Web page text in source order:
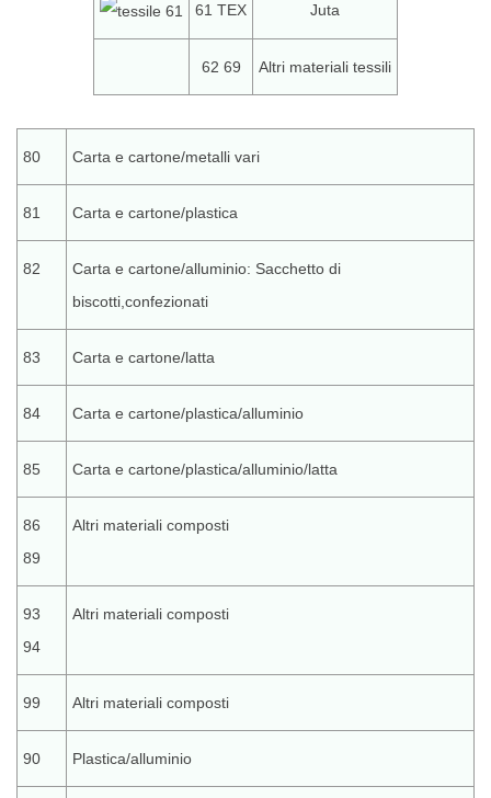
61 TEX Juta
62 69 Altri materiali tessili
80 Carta e cartone/metalli vari
81 Carta e cartone/plastica
82
Carta e cartone/alluminio: Sacchetto di
biscotti,confezionati
83 Carta e cartone/latta
84 Carta e cartone/plastica/alluminio
85 Carta e cartone/plastica/alluminio/latta
86
89
Altri materiali composti
93
94
Altri materiali composti
99 Altri materiali composti
90 Plastica/alluminio